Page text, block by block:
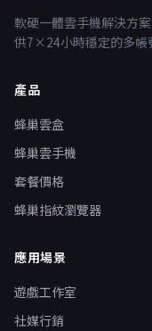
軟硬一體雲手機解決方
供7×24小時穩定的多帳
產品
蜂巢雲盒
蜂巢雲手機
套餐價格
蜂巢指紋瀏覽器
應用場景
遊戲工作室
社媒行銷